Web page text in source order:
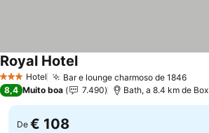
3 EstrelasHotel Bar e lounge charmoso de 1846
Royal Hotel
8,4 Muito boa 7.490 Bath, a 8.4 km de Box
De € 108